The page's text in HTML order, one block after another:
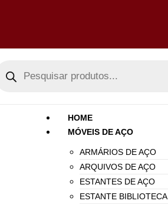
HOME
MÓVEIS DE AÇO
ARMÁRIOS DE AÇO
ARQUIVOS DE AÇO
ESTANTES DE AÇO
ESTANTE BIBLIOTECA